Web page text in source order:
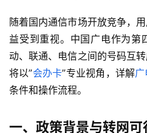
随着国内通信市场开放竞争，
益受到重视。中国广电作为第
动、联通、电信之间的号码互
将以”会办卡”专业视角，详解
条件和操作流程。
一、政策背景与转网可